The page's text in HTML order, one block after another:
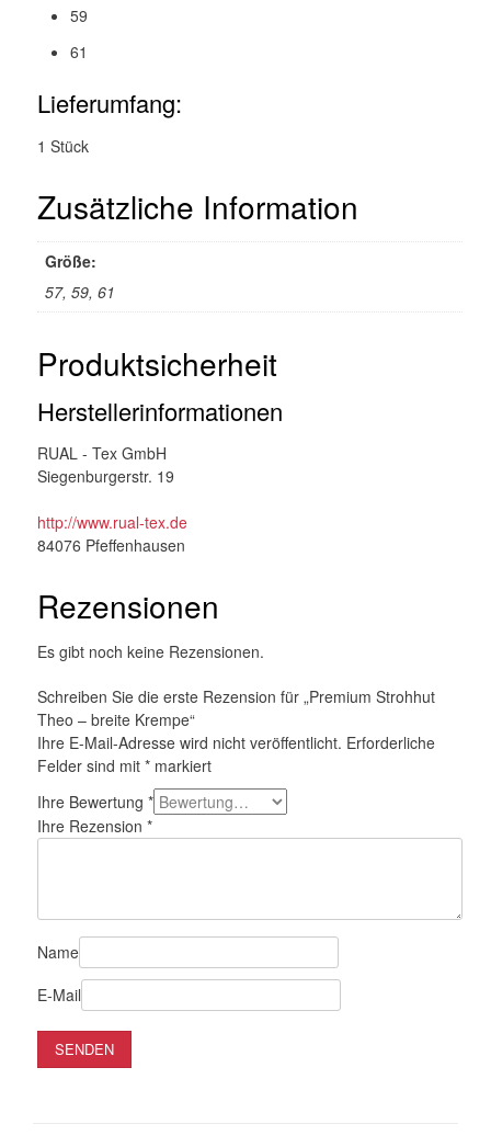
59
61
Lieferumfang:
1 Stück
Zusätzliche Information
Größe:
57, 59, 61
Produktsicherheit
Herstellerinformationen
RUAL - Tex GmbH
Siegenburgerstr. 19
http://www.rual-tex.de
84076 Pfeffenhausen
Rezensionen
Es gibt noch keine Rezensionen.
Schreiben Sie die erste Rezension für „Premium Strohhut
Theo – breite Krempe“
Ihre E-Mail-Adresse wird nicht veröffentlicht. Erforderliche
Felder sind mit *markiert
Ihre Bewertung *
Ihre Rezension *
Name
E-Mail